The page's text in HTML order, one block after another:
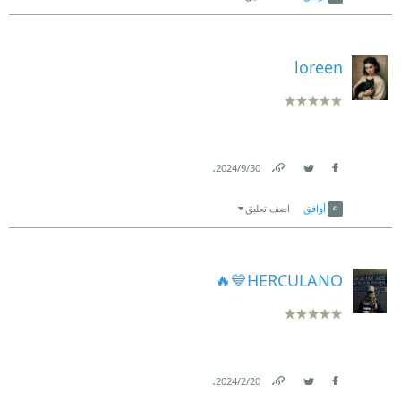
loreen
30‏/9‏/2024
.
أوافق اضف تعليق
HERCULANO💙🔥
20‏/2‏/2024
.